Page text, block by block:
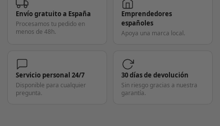
Envío gratuito a España
Procesamos tu pedido en
menos de 48h.
Emprendedores
españoles
Apoya una marca local.
Servicio personal 24/7
Disponible para cualquier
pregunta.
30 días de devolución
Sin riesgo gracias a nuestra
garantía.